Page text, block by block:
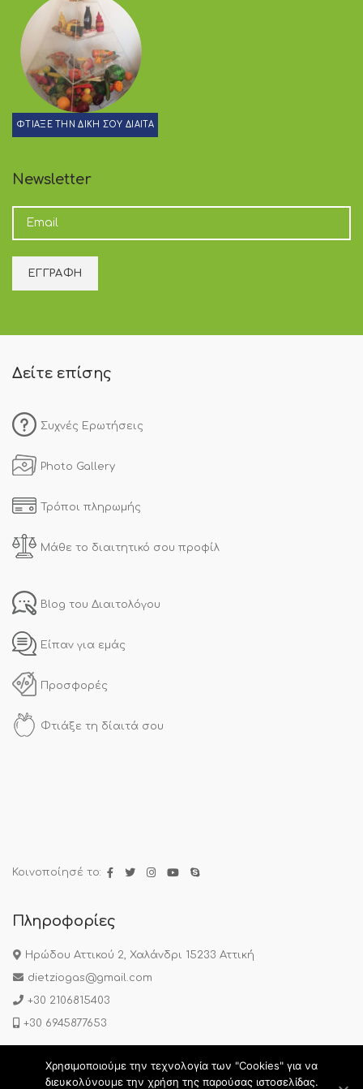
ΦΤΙΑΞΕ ΤΗΝ ΔΙΚΗ ΣΟΥ ΔΙΑΙΤΑ
Newsletter
Δείτε επίσης
Συχνές Ερωτήσεις
Photo Gallery
Τρόποι πληρωμής
Μάθε το διαιτητικό σου προφίλ
Blog του Διαιτολόγου
Είπαν για εμάς
Προσφορές
Φτιάξε τη δίαιτά σου
Κοινοποίησέ το:
Πληροφορίες
Ηρώδου Αττικού 2, Χαλάνδρι 15233 Αττική
dietziogas@gmail.com
+30 2106815403
+30 6945877653
Πολιτική Απορρήτου | Όροι Χρήσης Συχνές Ερωτήσεις
Χρησιμοποιούμε την τεχνολογία των "Cookies" για να
διευκολύνουμε την χρήση της παρούσας ιστοσελίδας.